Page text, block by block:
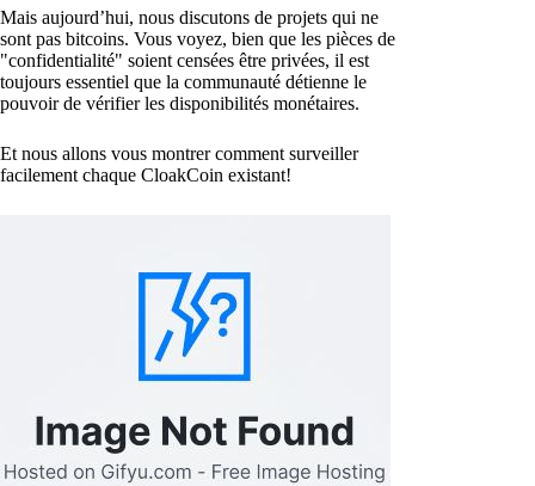
Mais aujourd’hui, nous discutons de projets qui ne
sont pas bitcoins. Vous voyez, bien que les pièces de
"confidentialité" soient censées être privées, il est
toujours essentiel que la communauté détienne le
pouvoir de vérifier les disponibilités monétaires.
Et nous allons vous montrer comment surveiller
facilement chaque CloakCoin existant!